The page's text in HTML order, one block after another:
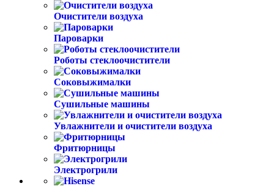
Очистители воздуха
Пароварки
Роботы стеклоочистители
Соковыжималки
Сушильные машины
Увлажнители и очистители воздуха
Фритюрницы
Электрогрили